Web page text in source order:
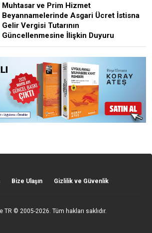
Muhtasar ve Prim Hizmet
Beyannamelerinde Asgari Ücret İstisna
Gelir Vergisi Tutarının
Güncellenmesine İlişkin Duyuru
Bize Ulaşın Gizlilik ve Güvenlik
TR © 2005-2026. Tüm hakları saklıdır.